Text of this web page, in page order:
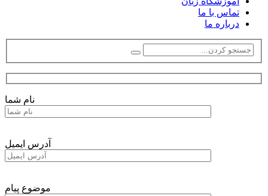
تماس با ما
درباره ما
نام شما
آدرس ایمیل
موضوع پیام